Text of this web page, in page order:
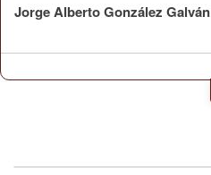
Jorge Alberto González Galván